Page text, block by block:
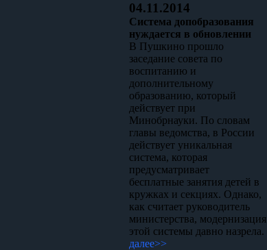
04.11.2014
Система допобразования
нуждается в обновлении
В Пушкино прошло
заседание совета по
воспитанию и
дополнительному
образованию, который
действует при
Минобрнауки. По словам
главы ведомства, в России
действует уникальная
система, которая
предусматривает
бесплатные занятия детей в
кружках и секциях. Однако,
как считает руководитель
министерства, модернизация
этой системы давно назрела.
далее>>